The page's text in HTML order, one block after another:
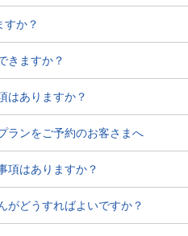
すか？
きますか？
はありますか？
ランをご予約のお客さまへ
項はありますか？
がどうすればよいですか？